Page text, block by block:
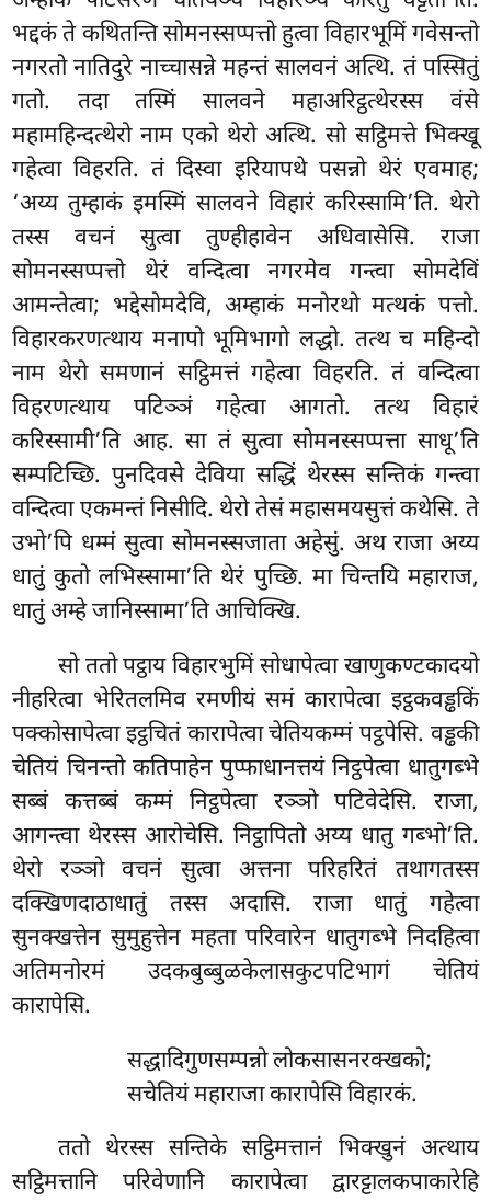
भद्दकं ते कथितन्ति सोमनस्सप्पत्तो हुत्वा विहारभूमिं गवेसन्तो
नगरतो नातिदुरे नाच्चासन्ने महन्तं सालवनं अत्थि. तं पस्सितुं
गतो. तदा तस्मिं सालवने महाअरिट्ठत्थेरस्स वंसे
महामहिन्दत्थेरो नाम एको थेरो अत्थि. सो सट्ठिमत्ते भिक्खू
गहेत्वा विहरति. तं दिस्वा इरियापथे पसन्नो थेरं एवमाह;
‘अय्य तुम्हाकं इमस्मिं सालवने विहारं करिस्सामि’ति. थेरो
तस्स वचनं सुत्वा तुण्हीहावेन अधिवासेसि. राजा
सोमनस्सप्पत्तो थेरं वन्दित्वा नगरमेव गन्त्वा सोमदेविं
आमन्तेत्वा; भद्देसोमदेवि, अम्हाकं मनोरथो मत्थकं पत्तो.
विहारकरणत्थाय मनापो भूमिभागो लद्धो. तत्थ च महिन्दो
नाम थेरो समणानं सट्ठिमत्तं गहेत्वा विहरति. तं वन्दित्वा
विहरणत्थाय पटिञ्ञं गहेत्वा आगतो. तत्थ विहारं
करिस्सामी’ति आह. सा तं सुत्वा सोमनस्सप्पत्ता साधू’ति
सम्पटिच्छि. पुनदिवसे देविया सद्धिं थेरस्स सन्तिकं गन्त्वा
वन्दित्वा एकमन्तं निसीदि. थेरो तेसं महासमयसुत्तं कथेसि. ते
उभो’पि धम्मं सुत्वा सोमनस्सजाता अहेसुं. अथ राजा अय्य
धातुं कुतो लभिस्सामा’ति थेरं पुच्छि. मा चिन्तयि महाराज,
धातुं अम्हे जानिस्सामा’ति आचिक्खि.
सो ततो पट्ठाय विहारभुमिं सोधापेत्वा खाणुकण्टकादयो
नीहरित्वा भेरितलमिव रमणीयं समं कारापेत्वा इट्ठकवड्ढकिं
पक्कोसापेत्वा इट्ठचितं कारापेत्वा चेतियकम्मं पट्ठपेसि. वड्ढकी
चेतियं चिनन्तो कतिपाहेन पुप्फाधानत्तयं निट्ठपेत्वा धातुगब्भे
सब्बं कत्तब्बं कम्मं निट्ठपेत्वा रञ्ञो पटिवेदेसि. राजा,
आगन्त्वा थेरस्स आरोचेसि. निट्ठापितो अय्य धातु गब्भो’ति.
थेरो रञ्ञो वचनं सुत्वा अत्तना परिहरितं तथागतस्स
दक्खिणदाठाधातुं तस्स अदासि. राजा धातुं गहेत्वा
सुनक्खत्तेन सुमुहुत्तेन महता परिवारेन धातुगब्भे निदहित्वा
अतिमनोरमं उदकबुब्बुळकेलासकुटपटिभागं चेतियं
कारापेसि.
सद्धादिगुणसम्पन्नो लोकसासनरक्खको;
सचेतियं महाराजा कारापेसि विहारकं.
ततो थेरस्स सन्तिके सट्ठिमत्तानं भिक्खुनं अत्थाय
सट्ठिमत्तानि परिवेणानि कारापेत्वा द्वारट्टालकपाकारेहि